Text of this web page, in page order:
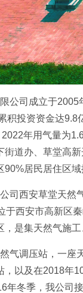
司成立于2005
积投资资金达
年用气量为
街道办、草堂高
居民居住区
西安草堂天然
于西安市高新区
是集天然气施
调压站，一座
，以及在2018年
年冬季，我公司